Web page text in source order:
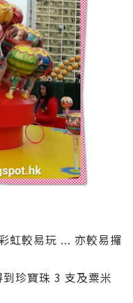
虹較易玩 ... 亦較易攞
珍寶珠 3 支及粟米